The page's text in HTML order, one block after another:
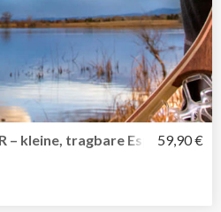
– kleine, tragbare 59,90 €